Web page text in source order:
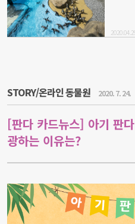
STORY/온라인 동물원 2020. 7. 24.
[판다 카드뉴스] 아기 판
광하는 이유는?